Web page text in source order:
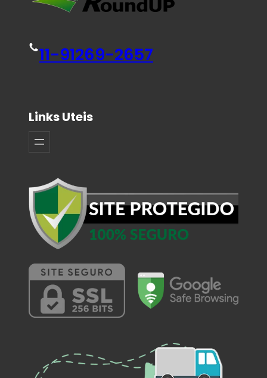
11-91269-2657
Links Uteis